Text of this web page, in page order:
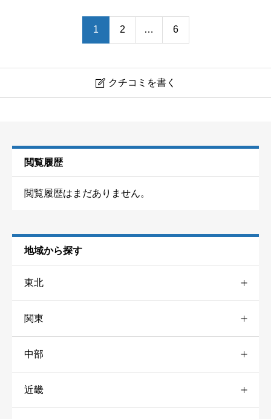
1 2 … 6
 クチコミを書く
みうら海王
閲覧履歴
閲覧履歴はまだありません。
地域から探す
東北
青森
山形
福島
関東
東京
神奈川
中部
新潟
近畿